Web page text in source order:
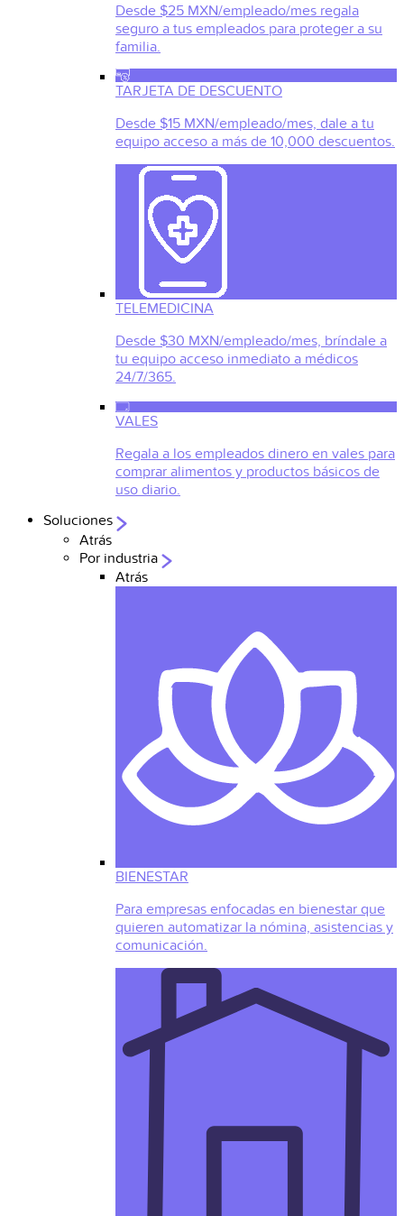
Desde $25 MXN/empleado/mes regala
seguro a tus empleados para proteger a su
familia.
TARJETA DE DESCUENTO
Desde $15 MXN/empleado/mes, dale a tu
equipo acceso a más de 10,000 descuentos.
TELEMEDICINA
Desde $30 MXN/empleado/mes, bríndale a
tu equipo acceso inmediato a médicos
24/7/365.
VALES
Regala a los empleados dinero en vales para
comprar alimentos y productos básicos de
uso diario.
Soluciones
Atrás
Por industria
Atrás
BIENESTAR
Para empresas enfocadas en bienestar que
quieren automatizar la nómina, asistencias y
comunicación.